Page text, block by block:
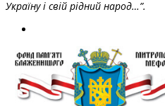
Україну і свій рідний народ…”.